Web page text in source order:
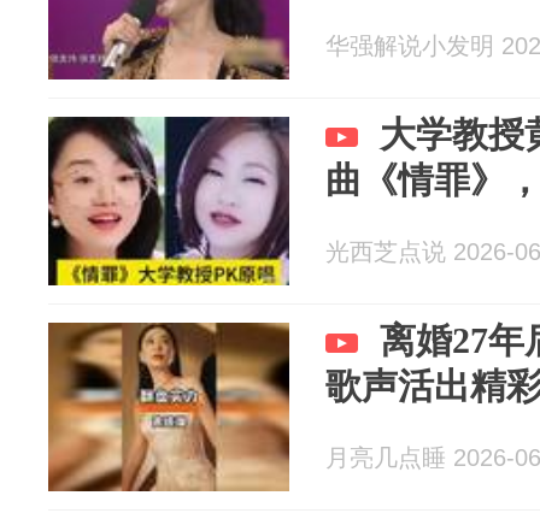
华强解说小发明
大学教授
曲《情罪》
光西芝点说 2026-
离婚27年
歌声活出精
月亮几点睡 2026-